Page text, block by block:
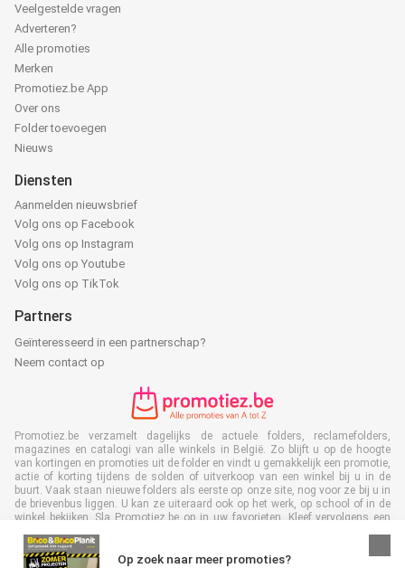
Op zoek naar meer promoties?
Veelgestelde vragen
Adverteren?
Alle promoties
Merken
Promotiez.be App
Over ons
Folder toevoegen
Nieuws
Diensten
Aanmelden nieuwsbrief
Volg ons op Facebook
Volg ons op Instagram
Volg ons op Youtube
Volg ons op TikTok
Partners
Geïnteresseerd in een partnerschap?
Neem contact op
Promotiez.be verzamelt dagelijks de actuele folders, reclamefolders,
magazines en catalogi van alle winkels in België. Zo blijft u op de hoogte
van kortingen en promoties uit de folder en vindt u gemakkelijk een promotie,
actie of korting tijdens de solden of uitverkoop van een winkel bij u in de
buurt. Vaak staan nieuwe folders als eerste op onze site, nog voor ze bij u in
de brievenbus liggen. U kan ze uiteraard ook op het werk, op school of in de
winkel bekijken. Sla Promotiez.be op in uw favorieten. Kleef vervolgens een
levert u met het lezen van digitale reclamefolders ook een bijdrage aan het
terugdringen van papierafval. Dus het is ook goed voor het milieu!